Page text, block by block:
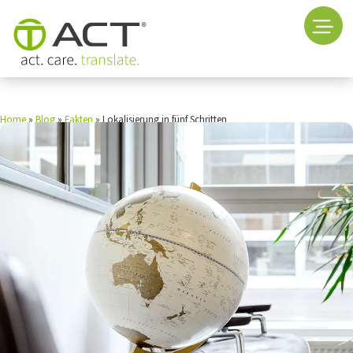
Home » Blog » Fakten » Lokalisierung in fünf Schritten